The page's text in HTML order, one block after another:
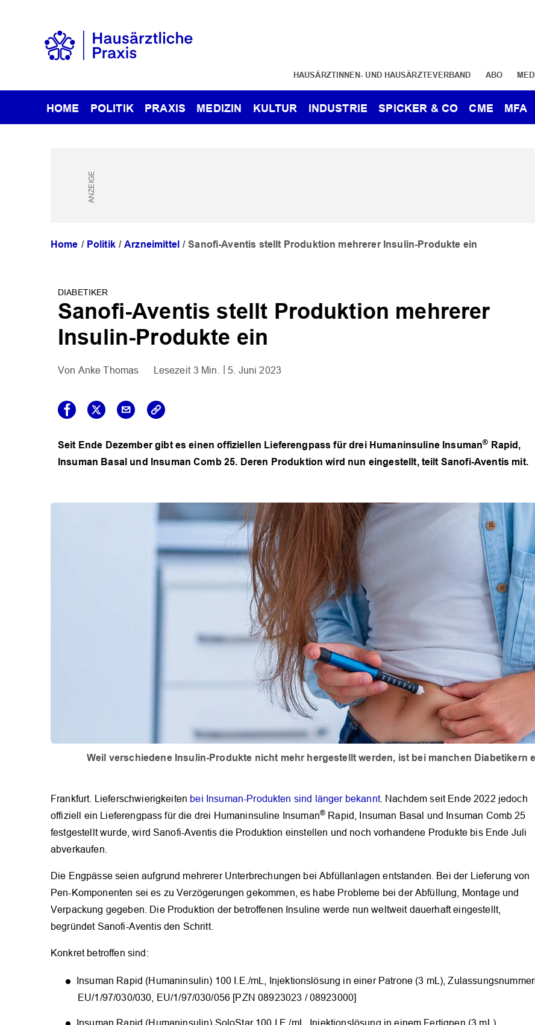
HAUSÄRZTINNEN- UND HAUSÄRZTEVERBAND ABO
HOME POLITIK PRAXIS MEDIZIN KULTUR INDUSTRIE SPICKER & CO CME MFA
Home Politik Arzneimittel Sanofi-Aventis stellt Produktion mehrerer Insulin-Produkte ein
DIABETIKER
Sanofi-Aventis stellt Produktion mehrerer
Insulin-Produkte ein
Anke Thomas 3 Min. 5. Juni 2023
Seit Ende Dezember gibt es einen offiziellen Lieferengpass für drei Humaninsuline Insuman® Rapid,
Insuman Basal und Insuman Comb 25. Deren Produktion wird nun eingestellt, teilt Sanofi-Aventis mit.
Weil verschiedene Insulin-Produkte nicht mehr hergestellt werden, ist bei manchen Diabetikern
Frankfurt. Lieferschwierigkeiten bei Insuman-Produkten sind länger bekannt. Nachdem seit Ende 2022 jedoch
offiziell ein Lieferengpass für die drei Humaninsuline Insuman® Rapid, Insuman Basal und Insuman Comb 25
festgestellt wurde, wird Sanofi-Aventis die Produktion einstellen und noch vorhandene Produkte bis Ende Juli
abverkaufen.
Die Engpässe seien aufgrund mehrerer Unterbrechungen bei Abfüllanlagen entstanden. Bei der Lieferung von
Pen-Komponenten sei es zu Verzögerungen gekommen, es habe Probleme bei der Abfüllung, Montage und
Verpackung gegeben. Die Produktion der betroffenen Insuline werde nun weltweit dauerhaft eingestellt,
begründet Sanofi-Aventis den Schritt.
Konkret betroffen sind:
Insuman Rapid (Humaninsulin) 100 I.E./mL, Injektionslösung in einer Patrone (3 mL),
EU/1/97/030/030, EU/1/97/030/056 [PZN 08923023 / 08923000]